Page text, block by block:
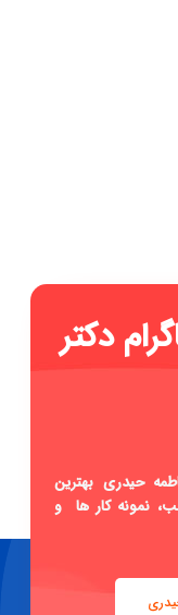
دکتر
حیدری بهترین
نمونه کار ها و